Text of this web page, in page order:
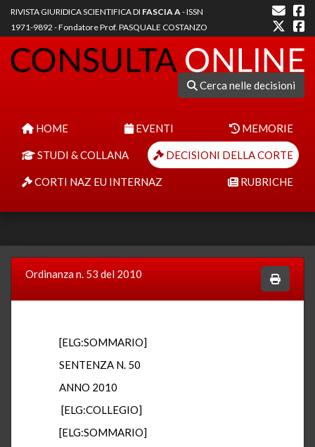
RIVISTA GIURIDICA SCIENTIFICA DI FASCIA A- ISSN
1971-9892 - Fondatore Prof. PASQUALE COSTANZO
Cerca nelle decisioni
HOME EVENTI MEMORIE
STUDI & COLLANA DECISIONI DELLA CORTE
CORTI NAZ EU INTERNAZ RUBRICHE
Ordinanza n. 53 del 2010
[ELG:SOMMARIO]
SENTENZA N. 50
ANNO 2010
[ELG:COLLEGIO]
[ELG:SOMMARIO]